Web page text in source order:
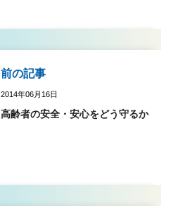
前の記事
2014年06月16日
高齢者の安全・安心をどう守るか